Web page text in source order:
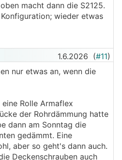
macht dann die S2125.
wieder etwas
1.6.2026 (#11)
nur etwas an, wenn die
Rolle Armaflex
der Rohrdämmung hatte
dann am Sonntag die
gedämmt. Eine
aber so geht's dann auch.
Deckenschrauben auch